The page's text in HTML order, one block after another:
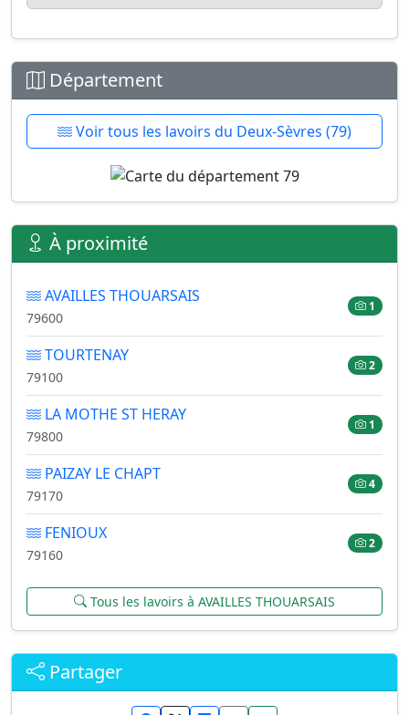
Département
Voir tous les lavoirs du Deux-Sèvres (79)
À proximité
AVAILLES THOUARSAIS
79600
1
TOURTENAY
79100
2
LA MOTHE ST HERAY
79800
1
PAIZAY LE CHAPT
79170
4
FENIOUX
79160
2
Tous les lavoirs à AVAILLES THOUARSAIS
Partager